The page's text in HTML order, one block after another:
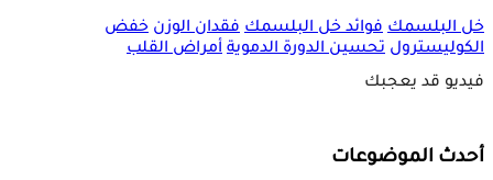
خل البلسمك فوائد خل البلسمك فقدان الوزن خفض
الكوليسترول تحسين الدورة الدموية أمراض القلب
فيديو قد يعجبك
أحدث الموضوعات